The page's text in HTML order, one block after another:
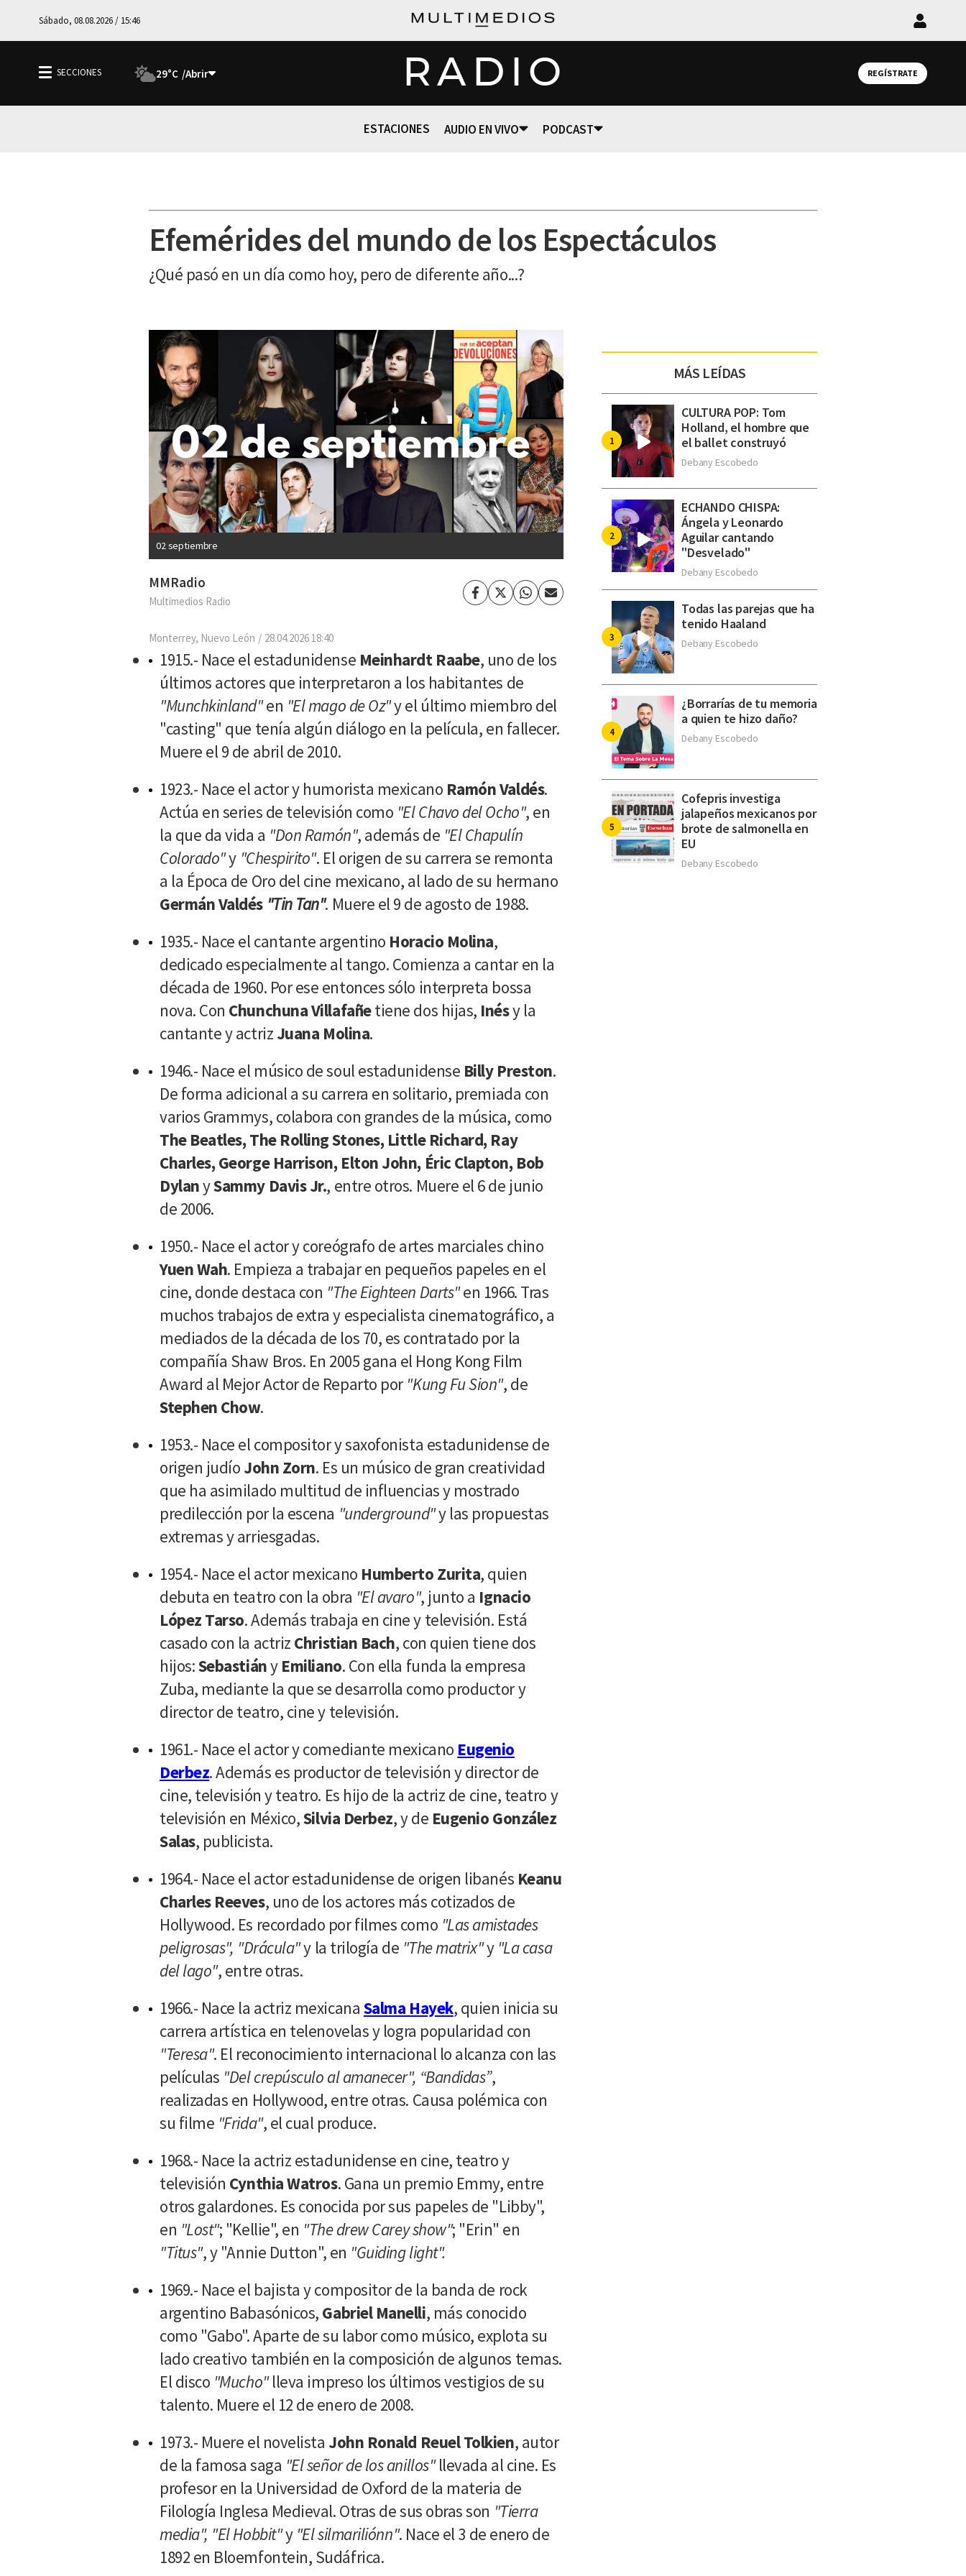
Sábado, 08.08.2026 / 15:46
Iniciar
29°C RADIO REGÍSTRATE
ESTACIONES AUDIO EN VIVO PODCAST
Efemérides del mundo de los Espectáculos
¿Qué pasó en un día como hoy, pero de diferente año...?
02 septiembre
MMRadio
Multimedios Radio Facebook
TwitterWhatsapp
Enviar
Monterrey, Nuevo León 28.04.2026 18:40
1915.- Nace el estadunidense Meinhardt Raabe, uno de los
últimos actores que interpretaron a los habitantes de
"Munchkinland"en "El mago de Oz"y el último miembro del
"casting" que tenía algún diálogo en la película, en fallecer.
Muere el 9 de abril de 2010.
1923.- Nace el actor y humorista mexicano Ramón Valdés.
Actúa en series de televisión como "El Chavo del Ocho", en
la que da vida a "Don Ramón", además de "El Chapulín
Colorado"y "Chespirito". El origen de su carrera se remonta
a la Época de Oro del cine mexicano, al lado de su hermano
Germán Valdés "Tin Tan". Muere el 9 de agosto de 1988.
1935.- Nace el cantante argentino Horacio Molina,
dedicado especialmente al tango. Comienza a cantar en la
década de 1960. Por ese entonces sólo interpreta bossa
nova. Con Chunchuna Villafañetiene dos hijas, Inésy la
cantante y actriz Juana Molina.
1946.- Nace el músico de soul estadunidense Billy Preston.
De forma adicional a su carrera en solitario, premiada con
varios Grammys, colabora con grandes de la música, como
The Beatles, The Rolling Stones, Little Richard, Ray
Charles, George Harrison, Elton John, Éric Clapton, Bob
DylanySammy Davis Jr., entre otros. Muere el 6 de junio
de 2006.
1950.- Nace el actor y coreógrafo de artes marciales chino
Yuen Wah. Empieza a trabajar en pequeños papeles en el
cine, donde destaca con "The Eighteen Darts"en 1966. Tras
muchos trabajos de extra y especialista cinematográfico, a
mediados de la década de los 70, es contratado por la
compañía Shaw Bros. En 2005 gana el Hong Kong Film
Award al Mejor Actor de Reparto por"Kung Fu Sion", de
Stephen Chow.
1953.- Nace el compositor y saxofonista estadunidense de
origen judío John Zorn. Es un músico de gran creatividad
que ha asimilado multitud de influencias y mostrado
predilección por la escena "underground"y las propuestas
extremas y arriesgadas.
1954.- Nace el actor mexicano Humberto Zurita, quien
debuta en teatro con la obra "El avaro", junto a Ignacio
López Tarso. Además trabaja en cine y televisión. Está
casado con la actriz Christian Bach, con quien tiene dos
hijos:Sebastiány Emiliano. Con ella funda la empresa
Zuba, mediante la que se desarrolla como productor y
director de teatro, cine y televisión.
1961.- Nace el actor y comediante mexicano Eugenio
Derbez. Además es productor de televisión y director de
cine, televisión y teatro. Es hijo de la actriz de cine, teatro y
televisión en México,Silvia Derbez, y de Eugenio González
Salas, publicista.
1964.- Nace el actor estadunidense de origen libanés Keanu
Charles Reeves, uno de los actores más cotizados de
Hollywood. Es recordado por filmes como "Las amistades
peligrosas", "Drácula"y la trilogía de "The matrix"y "La casa
del lago", entre otras.
1966.- Nace la actriz mexicana Salma Hayek, quien inicia su
carrera artística en telenovelas y logra popularidad con
"Teresa". El reconocimiento internacional lo alcanza con las
películas "Del crepúsculo al amanecer", “Bandidas”,
realizadas en Hollywood, entre otras. Causa polémica con
su filme "Frida", el cual produce.
1968.- Nace la actriz estadunidense en cine, teatro y
televisión Cynthia Watros. Gana un premio Emmy, entre
otros galardones. Es conocida por sus papeles de "Libby",
en "Lost"; "Kellie", en "The drew Carey show"; "Erin" en
"Titus", y "Annie Dutton", en "Guiding light".
1969.- Nace el bajista y compositor de la banda de rock
argentino Babasónicos, Gabriel Manelli, más conocido
como "Gabo". Aparte de su labor como músico, explota su
lado creativo también en la composición de algunos temas.
El disco "Mucho"lleva impreso los últimos vestigios de su
talento. Muere el 12 de enero de 2008.
1973.- Muere el novelista John Ronald Reuel Tolkien, autor
de la famosa saga "El señor de los anillos"llevada al cine. Es
profesor en la Universidad de Oxford de la materia de
Filología Inglesa Medieval. Otras de sus obras son "Tierra
media", "El Hobbit"y"El silmariliónn". Nace el 3 de enero de
1892 en Bloemfontein, Sudáfrica.
MÁS LEÍDAS
CULTURA POP: Tom
Holland, el hombre que
el ballet construyó
Debany Escobedo
ECHANDO CHISPA:
Ángela y Leonardo
Aguilar cantando
"Desvelado"
Debany Escobedo
Todas las parejas que ha
tenido Haaland
Debany Escobedo
¿Borrarías de tu memoria
a quien te hizo daño?
Debany Escobedo
Cofepris investiga
jalapeños mexicanos por
brote de salmonella en
EU
Debany Escobedo